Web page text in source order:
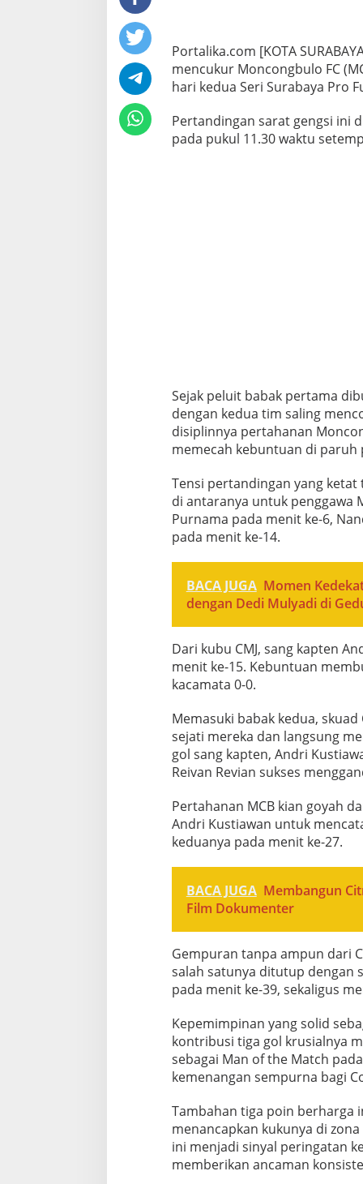
Portalika.com [​KOTA
mencukur Moncongbulo FC
hari kedua Seri Surabaya Pro
Pertandingan sarat gengsi ini
pada pukul 11.30 waktu
​Sejak peluit babak pertama
dengan kedua tim saling
disiplinnya pertahanan
memecah kebuntuan di paruh
Tensi pertandingan yang
di antaranya untuk penggawa
Purnama pada menit ke-6,
pada menit ke-14.
BACA JUGA Momen
dengan Dedi Mulyadi di
Dari kubu CMJ, sang kapten
menit ke-15. Kebuntuan
kacamata 0-0.
​Memasuki babak kedua,
sejati mereka dan langsung
gol sang kapten, Andri
Reivan Revian sukses
Pertahanan MCB kian goyah
Andri Kustiawan untuk
keduanya pada menit ke-27.
BACA JUGA Membangun
Film Dokumenter
Gempuran tanpa ampun dari
salah satunya ditutup dengan
pada menit ke-39, sekaligus
Kepemimpinan yang solid
kontribusi tiga gol krusialnya
sebagai Man of the Match
kemenangan sempurna bagi
​Tambahan tiga poin berharga
menancapkan kukunya di
ini menjadi sinyal peringatan
memberikan ancaman